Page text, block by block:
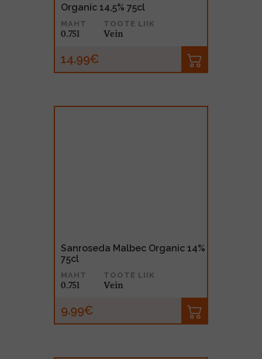
Organic 14,5% 75cl
MAHT
0.75l
TOOTE LIIK
Vein
14.99€
Sanroseda Malbec Organic 14%
75cl
MAHT
0.75l
TOOTE LIIK
Vein
9.99€